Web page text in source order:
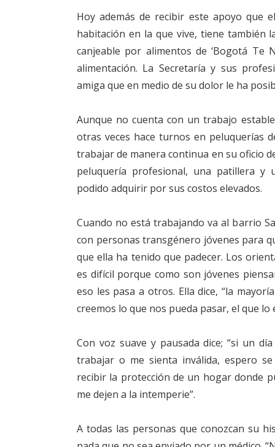
Hoy además de recibir este apoyo que
habitación en la que vive, tiene también
canjeable por alimentos de ‘Bogotá Te
alimentación. La Secretaría y sus
amiga que en medio de su dolor le ha
Aunque no cuenta con un trabajo
otras veces hace turnos en peluquerías
trabajar de manera continua en su oficio
peluquería profesional, una patillera y
podido adquirir por sus costos elevados.
Cuando no está trabajando va al barrio
con personas transgénero jóvenes para
que ella ha tenido que padecer. Los
es difícil porque como son jóvenes
eso les pasa a otros. Ella dice, “la
creemos lo que nos pueda pasar, el que lo
Con voz suave y pausada dice; “si un
trabajar o me sienta inválida, espero
recibir la protección de un hogar donde
me dejen a la intemperie”.
A todas las personas que conozcan su